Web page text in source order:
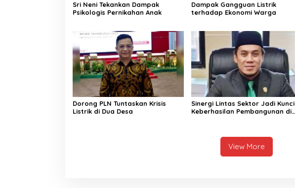
Sri Neni Tekankan Dampak
Psikologis Pernikahan Anak
Dampak Gangguan Listrik
terhadap Ekonomi Warga
Dorong PLN Tuntaskan Krisis
Listrik di Dua Desa
Sinergi Lintas Sektor Jadi Kunci
Keberhasilan Pembangunan di
View More